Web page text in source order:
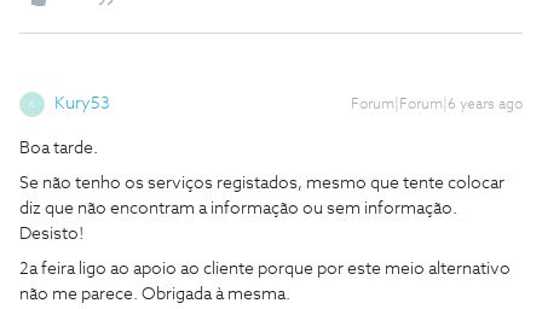
K Kury53 Forum|Forum|6 years ago
Boa tarde.
Se não tenho os serviços registados, mesmo que tente colocar
diz que não encontram a informação ou sem informação.
Desisto!
2a feira ligo ao apoio ao cliente porque por este meio alternativo
não me parece. Obrigada à mesma.